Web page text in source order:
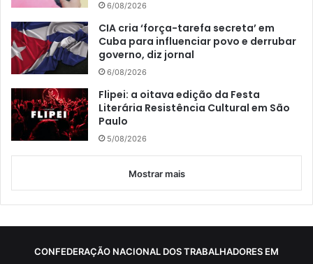
6/08/2026
CIA cria ‘força-tarefa secreta’ em
Cuba para influenciar povo e derrubar
governo, diz jornal
6/08/2026
Flipei: a oitava edição da Festa
Literária Resistência Cultural em São
Paulo
5/08/2026
Mostrar mais
CONFEDERAÇÃO NACIONAL DOS TRABALHADORES EM